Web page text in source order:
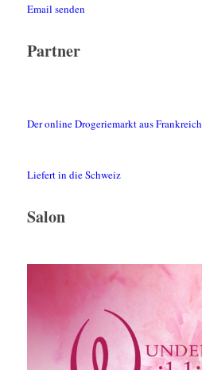
Email senden
Partner
Der online Drogeriemarkt aus Frankreich
Liefert in die Schweiz
Salon